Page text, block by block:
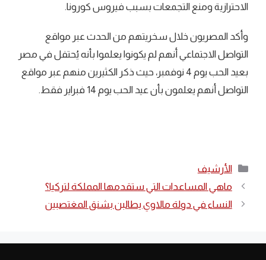
الاحترازية ومنع التجمعات بسبب فيروس كورونا.
وأكد المصريون خلال سخريتهم من الحدث عبر مواقع
التواصل الاجتماعي أنهم لم يكونوا يعلموا بأنه يُحتفل في مصر
بعيد الحب يوم 4 نوفمبر، حيث ذكر الكثيرين منهم عبر مواقع
التواصل أنهم يعلمون بأن عيد الحب يوم 14 فبراير فقط.
التصنيفات
الأرشيف
ماهي المساعدات التي ستقدمها المملكة لتركيا؟
النساء في دولة مالاوي يطالبن بشنق المغتصبين